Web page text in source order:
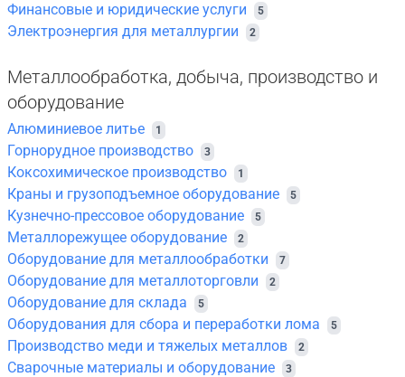
Финансовые и юридические услуги 5
Электроэнергия для металлургии 2
Металлообработка, добыча, производство и
оборудование
Алюминиевое литье 1
Горнорудное производство 3
Коксохимическое производство 1
Краны и грузоподъемное оборудование 5
Кузнечно-прессовое оборудование 5
Металлорежущее оборудование 2
Оборудование для металлообработки 7
Оборудование для металлоторговли 2
Оборудование для склада 5
Оборудования для сбора и переработки лома 5
Производство меди и тяжелых металлов 2
Сварочные материалы и оборудование 3